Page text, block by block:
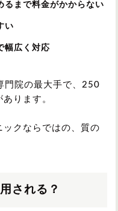
るまで料金がかからない
い
幅広く対応
門院の最大手で、250
ります。
クならではの、質の
される？